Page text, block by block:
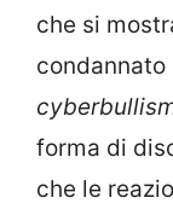
che si
forma di
che le